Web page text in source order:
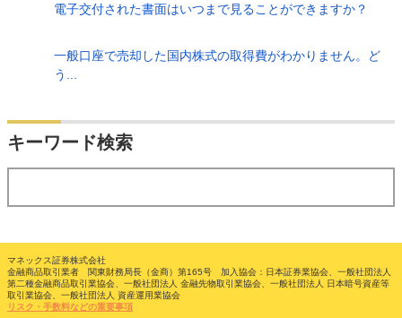
電子交付された書面はいつまで見ることができますか？
一般口座で売却した国内株式の取得費がわかりません。ど
う...
キーワード検索
マネックス証券株式会社
金融商品取引業者 関東財務局長（金商）第165号 加入協会：日本証券業協会、一般社団法人
第二種金融商品取引業協会、一般社団法人 金融先物取引業協会、一般社団法人 日本暗号資産等
取引業協会、一般社団法人 資産運用業協会
リスク・手数料などの重要事項